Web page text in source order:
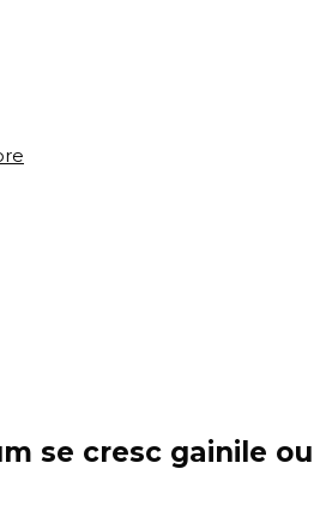
se cresc gainile